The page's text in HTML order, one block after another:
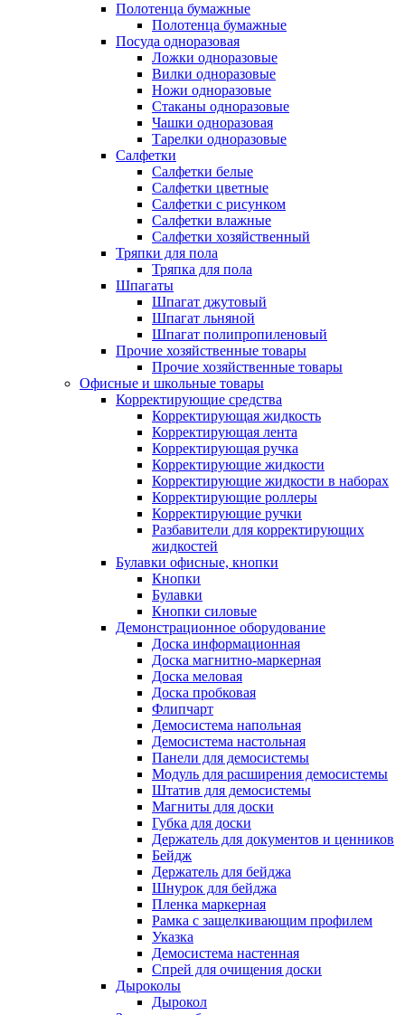
Полотенца бумажные
Полотенца бумажные
Посуда одноразовая
Ложки одноразовые
Вилки одноразовые
Ножи одноразовые
Стаканы одноразовые
Чашки одноразовая
Тарелки одноразовые
Салфетки
Салфетки белые
Салфетки цветные
Салфетки с рисунком
Салфетки влажные
Салфетки хозяйственный
Тряпки для пола
Тряпка для пола
Шпагаты
Шпагат джутовый
Шпагат льняной
Шпагат полипропиленовый
Прочие хозяйственные товары
Прочие хозяйственные товары
Офисные и школьные товары
Корректирующие средства
Корректирующая жидкость
Корректирующая лента
Корректирующая ручка
Корректирующие жидкости
Корректирующие жидкости в наборах
Корректирующие роллеры
Корректирующие ручки
Разбавители для корректирующих
жидкостей
Булавки офисные, кнопки
Кнопки
Булавки
Кнопки силовые
Демонстрационное оборудование
Доска информационная
Доска магнитно-маркерная
Доска меловая
Доска пробковая
Флипчарт
Демосистема напольная
Демосистема настольная
Панели для демосистемы
Модуль для расширения демосистемы
Штатив для демосистемы
Магниты для доски
Губка для доски
Держатель для документов и ценников
Бейдж
Держатель для бейджа
Шнурок для бейджа
Пленка маркерная
Рамка с защелкивающим профилем
Указка
Демосистема настенная
Спрей для очищения доски
Дыроколы
Дырокол